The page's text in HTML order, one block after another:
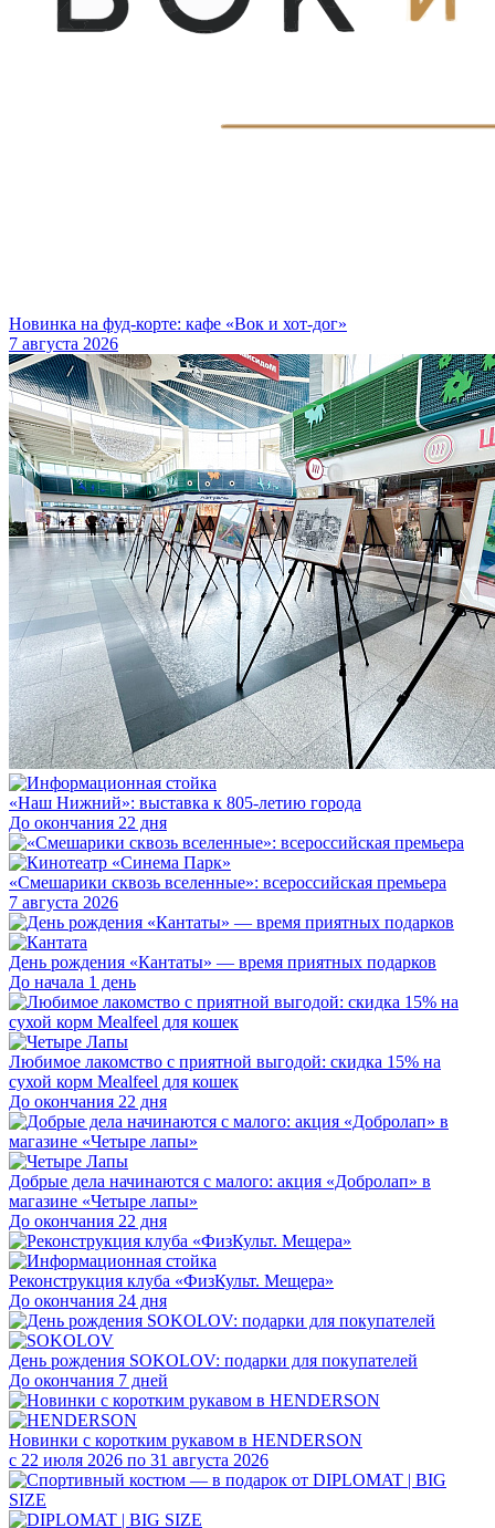
Новинка на фуд-корте: кафе «Вок и хот-дог»
7 августа 2026
«Наш Нижний»: выставка к 805-летию города
До окончания 22 дня
«Смешарики сквозь вселенные»: всероссийская премьера
7 августа 2026
День рождения «Кантаты» — время приятных подарков
До начала 1 день
Любимое лакомство с приятной выгодой: скидка 15% на
сухой корм Mealfeel для кошек
До окончания 22 дня
Добрые дела начинаются с малого: акция «Добролап» в
магазине «Четыре лапы»
До окончания 22 дня
Реконструкция клуба «ФизКульт. Мещера»
До окончания 24 дня
День рождения SOKOLOV: подарки для покупателей
До окончания 7 дней
Новинки с коротким рукавом в HENDERSON
с 22 июля 2026 по 31 августа 2026